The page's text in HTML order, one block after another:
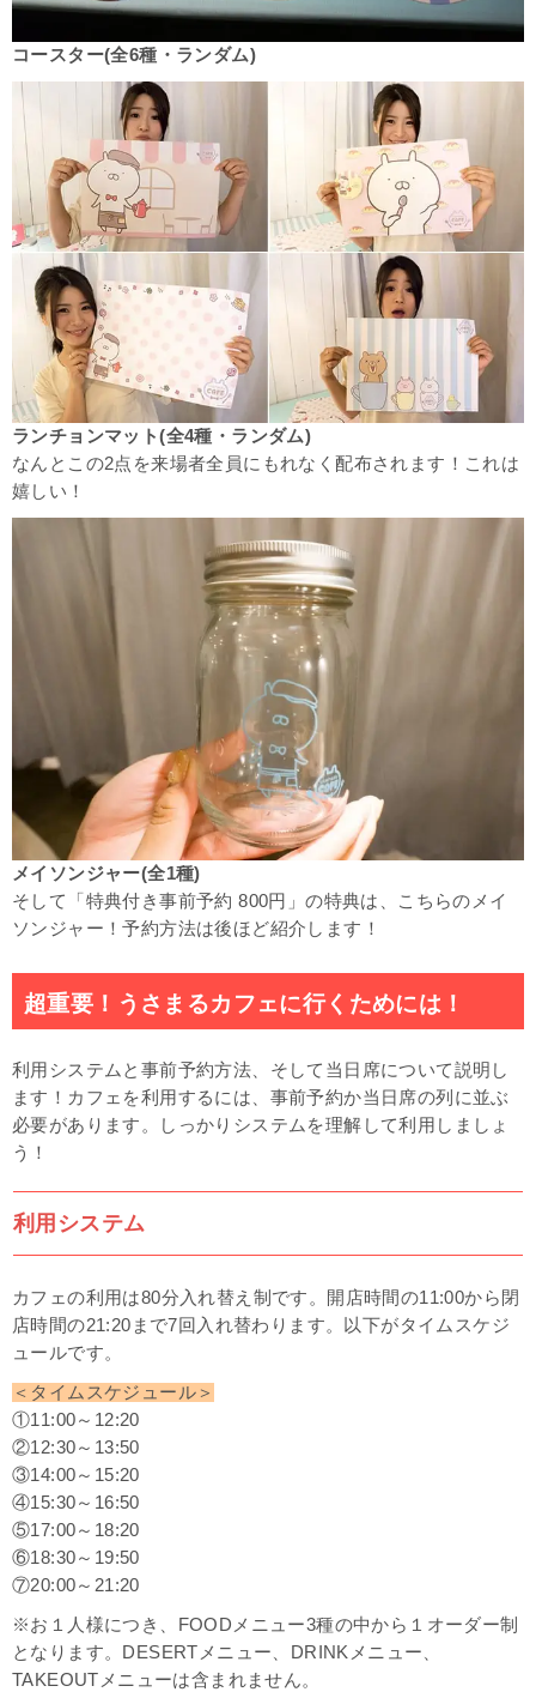
コースター(全6種・ランダム)
ランチョンマット(全4種・ランダム)
なんとこの2点を来場者全員にもれなく配布されます！これは
嬉しい！
メイソンジャー(全1種)
そして「特典付き事前予約 800円」の特典は、こちらのメイ
ソンジャー！予約方法は後ほど紹介します！
超重要！うさまるカフェに行くためには！
利用システムと事前予約方法、そして当日席について説明し
ます！カフェを利用するには、事前予約か当日席の列に並ぶ
必要があります。しっかりシステムを理解して利用しましょ
う！
利用システム
カフェの利用は80分入れ替え制です。開店時間の11:00から閉
店時間の21:20まで7回入れ替わります。以下がタイムスケジ
ュールです。
＜タイムスケジュール＞
①11:00～12:20
②12:30～13:50
③14:00～15:20
④15:30～16:50
⑤17:00～18:20
⑥18:30～19:50
⑦20:00～21:20
※お１人様につき、FOODメニュー3種の中から１オーダー制
となります。DESERTメニュー、DRINKメニュー、
TAKEOUTメニューは含まれません。